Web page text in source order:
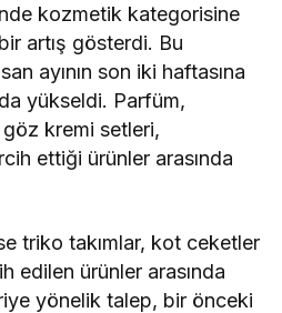
kozmetik kategorisine
artış gösterdi. Bu
ayının son iki haftasına
yükseldi. Parfüm,
kremi setleri,
ettiği ürünler arasında
triko takımlar, kot ceketler
edilen ürünler arasında
yönelik talep, bir önceki